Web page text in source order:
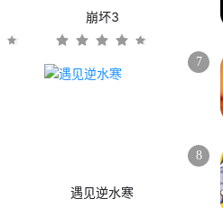
崩坏3
遇见逆水寒
7
8